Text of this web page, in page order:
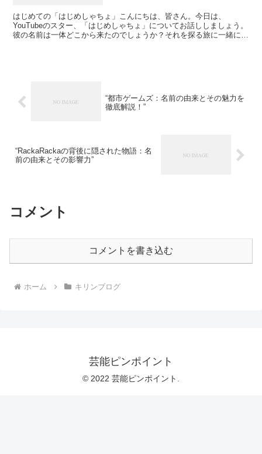
はじめての「はじめしゃちょ」こんにちは、皆さん。今日は、
YouTubeのスター、「はじめしゃちょ」についてお話ししましょう。
彼の名前は一体どこから来たのでしょうか？それを探る旅に一緒に出
“都市ゲームズ：名前の由来とその魅力を
徹底解説！”
“RackaRackaの背後に隠された物語：名
前の由来とその影響力”
コメント
コメントを書き込む
ホーム キリンブログ
芸能ピンポイント
© 2022 芸能ピンポイント.